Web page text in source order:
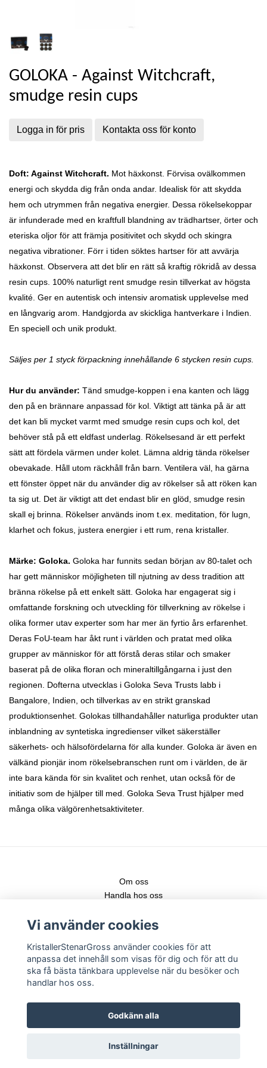
GOLOKA - Against Witchcraft,
smudge resin cups
Logga in för pris Kontakta oss för konto
Doft: Against Witchcraft. Mot häxkonst. Förvisa ovälkommen
energi och skydda dig från onda andar. Idealisk för att skydda
hem och utrymmen från negativa energier. Dessa rökelsekoppar
är infunderade med en kraftfull blandning av trädhartser, örter och
eteriska oljor för att främja positivitet och skydd och skingra
negativa vibrationer. Förr i tiden söktes hartser för att avvärja
häxkonst. Observera att det blir en rätt så kraftig rökridå av dessa
resin cups. 100% naturligt rent smudge resin tillverkat av högsta
kvalité. Ger en autentisk och intensiv aromatisk upplevelse med
en långvarig arom. Handgjorda av skickliga hantverkare i Indien.
En speciell och unik produkt.
Säljes per 1 styck förpackning innehållande 6 stycken resin cups.
Hur du använder: Tänd smudge-koppen i ena kanten och lägg
den på en brännare anpassad för kol. Viktigt att tänka på är att
det kan bli mycket varmt med smudge resin cups och kol, det
behöver stå på ett eldfast underlag. Rökelsesand är ett perfekt
sätt att fördela värmen under kolet. Lämna aldrig tända rökelser
obevakade. Håll utom räckhåll från barn. Ventilera väl, ha gärna
ett fönster öppet när du använder dig av rökelser så att röken kan
ta sig ut. Det är viktigt att det endast blir en glöd, smudge resin
skall ej brinna. Rökelser används inom t.ex. meditation, för lugn,
klarhet och fokus, justera energier i ett rum, rena kristaller.
Märke: Goloka. Goloka har funnits sedan början av 80-talet och
har gett människor möjligheten till njutning av dess tradition att
bränna rökelse på ett enkelt sätt. Goloka har engagerat sig i
omfattande forskning och utveckling för tillverkning av rökelse i
olika former utav experter som har mer än fyrtio års erfarenhet.
Deras FoU-team har åkt runt i världen och pratat med olika
grupper av människor för att förstå deras stilar och smaker
baserat på de olika floran och mineraltillgångarna i just den
regionen. Dofterna utvecklas i Goloka Seva Trusts labb i
Bangalore, Indien, och tillverkas av en strikt granskad
produktionsenhet. Golokas tillhandahåller naturliga produkter utan
inblandning av syntetiska ingredienser vilket säkerställer
säkerhets- och hälsofördelarna för alla kunder. Goloka är även en
välkänd pionjär inom rökelsebranschen runt om i världen, de är
inte bara kända för sin kvalitet och renhet, utan också för de
initiativ som de hjälper till med. Goloka Seva Trust hjälper med
många olika välgörenhetsaktiviteter.
Om oss
Handla hos oss
Fraktstege
Köpvillkor
Registrera konto
Logga in
Följ gärna vår Instagram för senaste nytt!
Vi använder cookies
KristallerStenarGross använder cookies för att
anpassa det innehåll som visas för dig och för att du
ska få bästa tänkbara upplevelse när du besöker och
handlar hos oss.
Godkänn alla
Inställningar